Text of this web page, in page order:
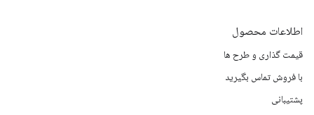
اطلاعات محصول
قیمت گذاری و طرح ها
با فروش تماس بگیرید
پشتیبانی